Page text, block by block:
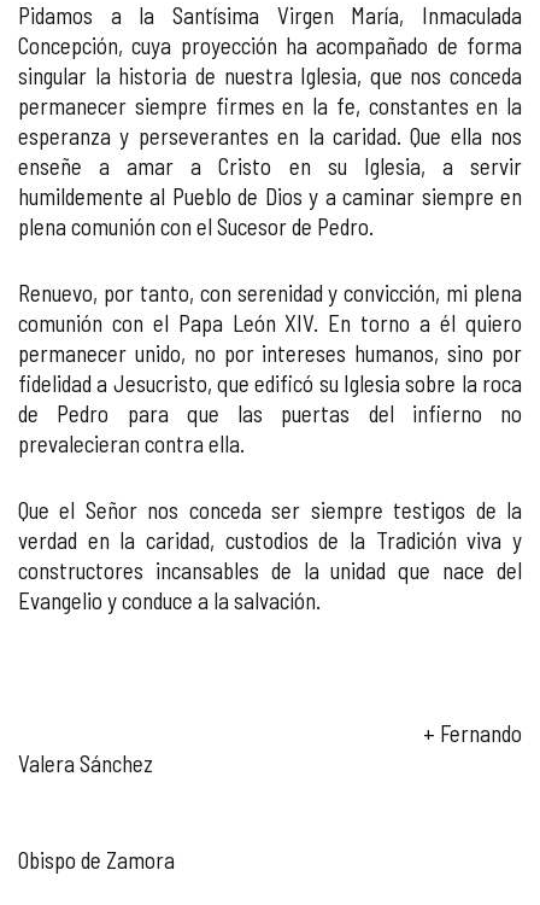
Pidamos a la Santísima Virgen María, Inmaculada
Concepción, cuya proyección ha acompañado de forma
singular la historia de nuestra Iglesia, que nos conceda
permanecer siempre firmes en la fe, constantes en la
esperanza y perseverantes en la caridad. Que ella nos
enseñe a amar a Cristo en su Iglesia, a servir
humildemente al Pueblo de Dios y a caminar siempre en
plena comunión con el Sucesor de Pedro.
Renuevo, por tanto, con serenidad y convicción, mi plena
comunión con el Papa León XIV. En torno a él quiero
permanecer unido, no por intereses humanos, sino por
fidelidad a Jesucristo, que edificó su Iglesia sobre la roca
de Pedro para que las puertas del infierno no
prevalecieran contra ella.
Que el Señor nos conceda ser siempre testigos de la
verdad en la caridad, custodios de la Tradición viva y
constructores incansables de la unidad que nace del
Evangelio y conduce a la salvación.
+ Fernando
Valera Sánchez
Obispo de Zamora